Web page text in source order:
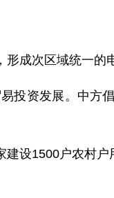
成次区域统一的
资发展。中方
设1500户农村户